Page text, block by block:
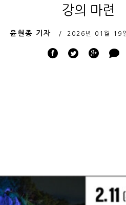
강의 마련
윤현종 기자 2026년 01월 19